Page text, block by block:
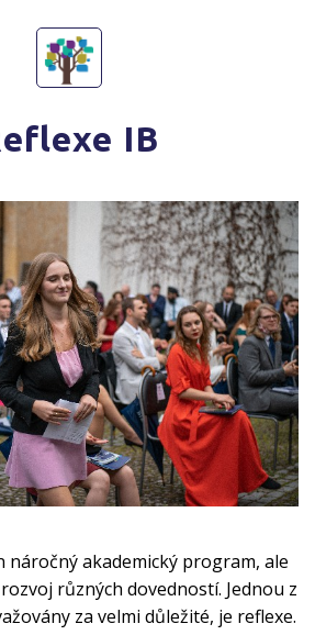
IB
náročný akademický program, ale
různých dovedností. Jednou z
za velmi důležité, je reflexe.